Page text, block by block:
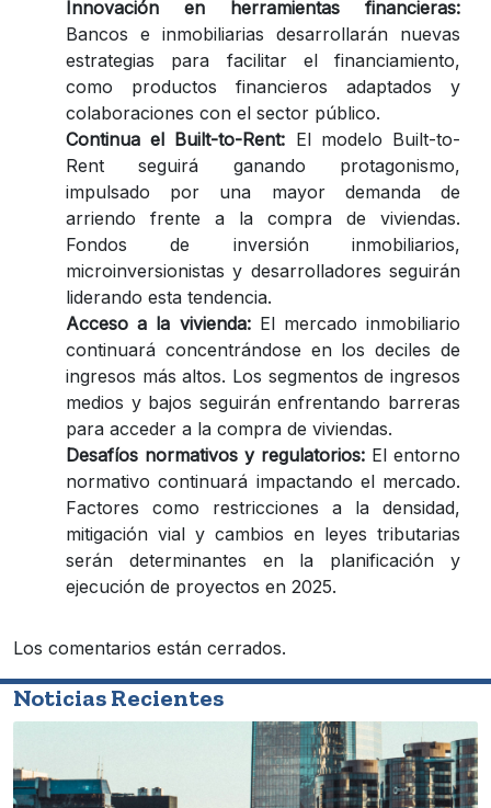
Innovación en herramientas financieras:
Bancos e inmobiliarias desarrollarán nuevas
estrategias para facilitar el financiamiento,
como productos financieros adaptados y
colaboraciones con el sector público.
Continua el Built-to-Rent: El modelo Built-to-
Rent seguirá ganando protagonismo,
impulsado por una mayor demanda de
arriendo frente a la compra de viviendas.
Fondos de inversión inmobiliarios,
microinversionistas y desarrolladores seguirán
liderando esta tendencia.
Acceso a la vivienda: El mercado inmobiliario
continuará concentrándose en los deciles de
ingresos más altos. Los segmentos de ingresos
medios y bajos seguirán enfrentando barreras
para acceder a la compra de viviendas.
Desafíos normativos y regulatorios: El entorno
normativo continuará impactando el mercado.
Factores como restricciones a la densidad,
mitigación vial y cambios en leyes tributarias
serán determinantes en la planificación y
ejecución de proyectos en 2025.
Los comentarios están cerrados.
Noticias Recientes